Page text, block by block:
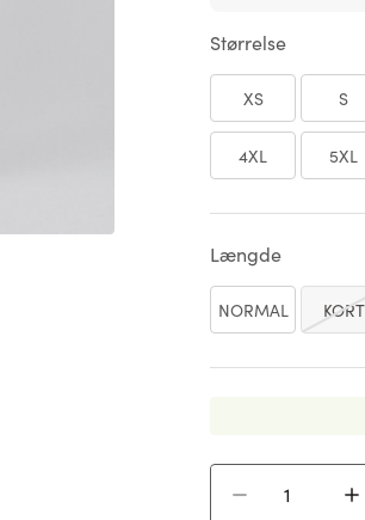
Størrelse
XS S
4XL 5XL
Længde
NORMAL KORT